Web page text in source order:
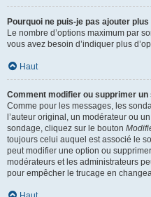
Pourquoi ne puis-je pas ajouter
Le nombre d’options maximum par
vous avez besoin d’indiquer plus
Haut
Comment modifier ou supprimer un
Comme pour les messages, les
l’auteur original, un modérateur ou
sondage, cliquez sur le bouton
toujours celui auquel est associé le
peut modifier une option ou
modérateurs et les administrateurs
pour empêcher le trucage en